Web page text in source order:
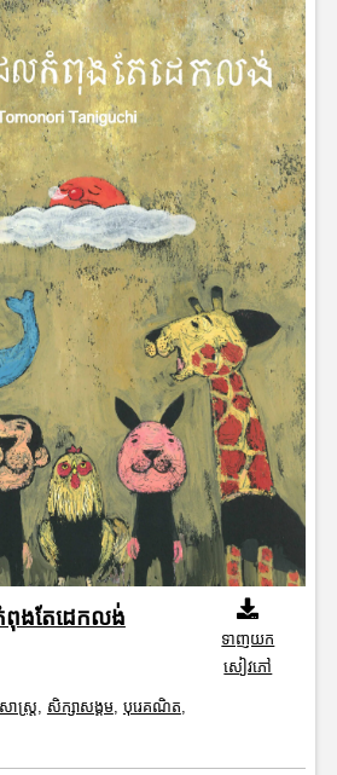
ពុងតែដេកលង់
ាស្រ្ត សិក្សាសង្គម, បុរេគណិត
ទាញយក
សៀវភៅ